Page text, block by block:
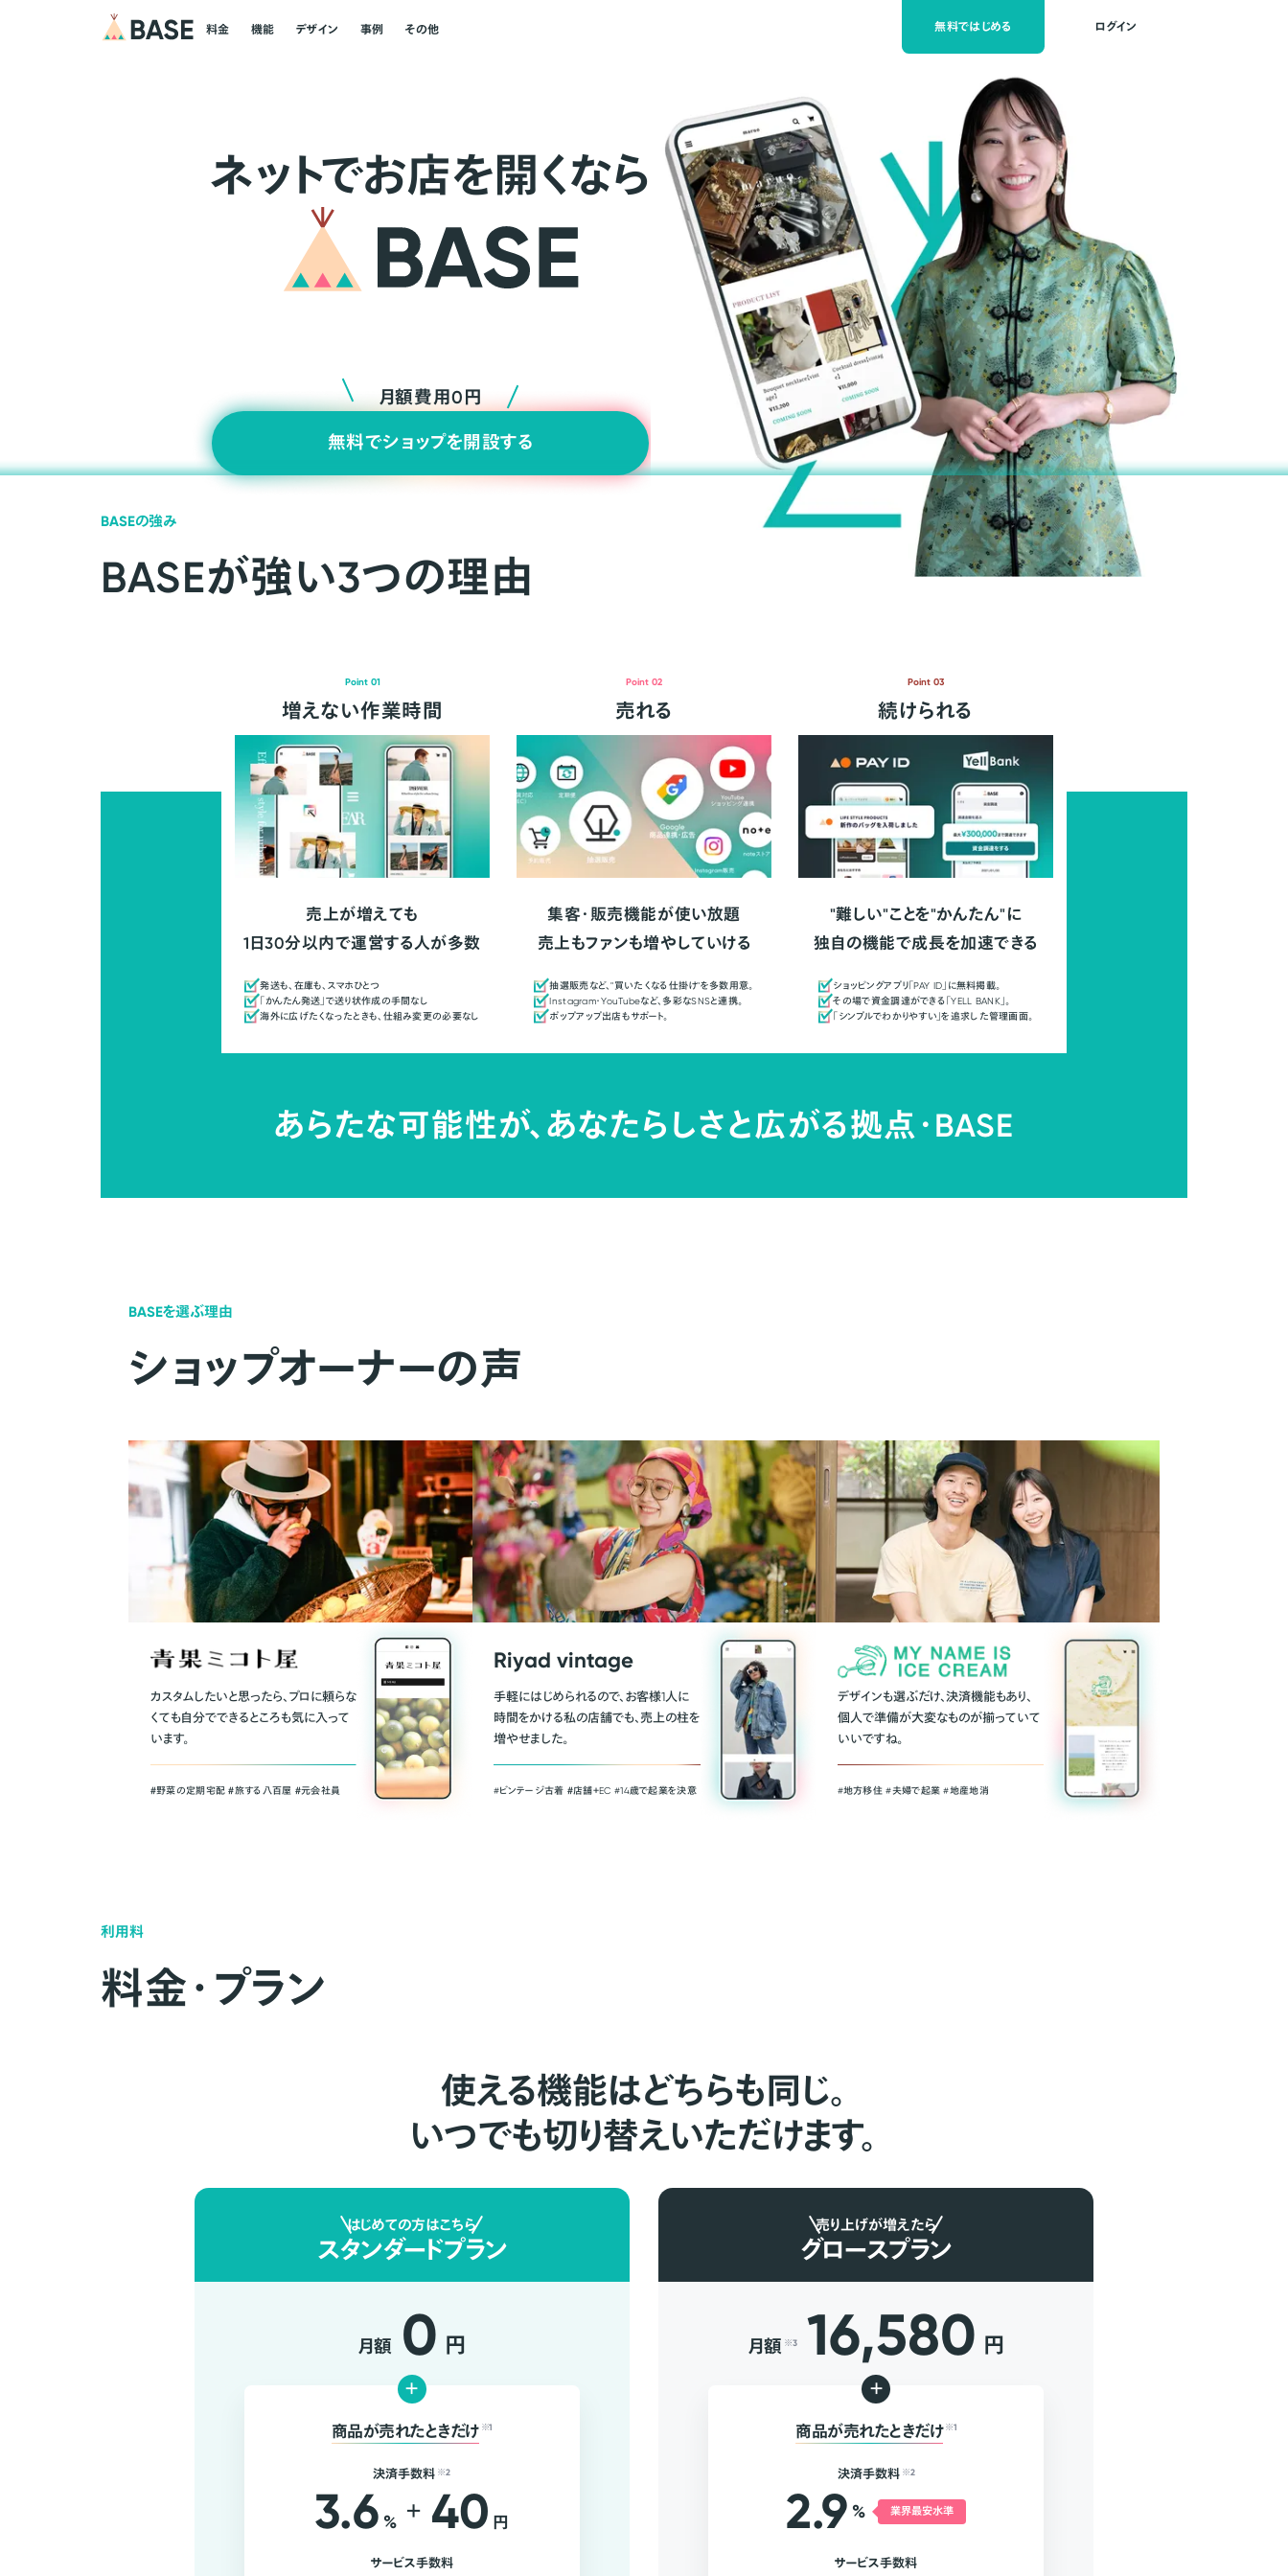
料金 機能 デザイン 事例 その他 無料ではじめる ログイン
ネッ トでお店を開くなら
月額費用0円
無料でショップを開設する
BASEの強み
BASEが強い3つの理由
Point 01
増えない作業時間
売上が増えても
1日30分以内で運営する人が多数
発送も、在庫も、スマホひとつ
「かんたん発送」で送り状作成の手間なし
海外に広げたくなったときも、仕組み変更の必要なし
Point 02
売れる
集客・販売機能が使い放題
売上もファンも増やしていける
抽選販売など、"買いたくなる仕掛け"を多数用意。
Instagram・YouTubeなど、多彩なSNSと連携。
ポップアップ出店もサポート。
Point 03
続けられる
"難しい"ことを"かんたん"に
独自の機能で成長を加速できる
ショッピングアプリ「PAY ID」に無料掲載。
その場で資金調達ができる「YELL BANK」。
「シンプルでわかりやすい」を追求した管理画面。
あらたな可能性が、あなたらしさと広がる拠点・BASE
BASEを選ぶ理由
ショップオーナーの声
カスタムしたいと思ったら、プロに頼らな
くても自分でできるところも気に入って
います。
＃野菜の定期宅配 ＃旅する八百屋 ＃元会社員
Riyad vintage
手軽にはじめられるので、お客様1人に
時間をかける私の店舗でも、売上の柱を
増やせました。
#ビンテージ古着 ＃店舗＋EC #14歳で起業を決意
デザインも選ぶだけ、決済機能もあり、
個人で準備が大変なものが揃っていて
いいですね。
#地方移住 #夫婦で起業 #地産地消
利用料
料金・プラン
使える機能はどちらも同じ。
いつでも切り替えいただけます。
はじめての方はこちら
スタンダードプラン
月額 0 円
+
商品が売れたときだけ ※1
決済手数料 ※2
3.6 % + 40 円
サービス手数料
売り上げが増えたら
グロースプラン
月額 ※3 16,580 円
+
商品が売れたときだけ ※1
決済手数料 ※2
2.9 % 業界最安水準
サービス手数料